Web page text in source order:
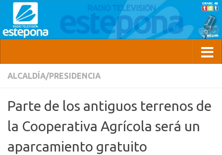
ALCALDÍA/PRESIDENCIA
Parte de los antiguos terrenos de
la Cooperativa Agrícola será un
aparcamiento gratuito